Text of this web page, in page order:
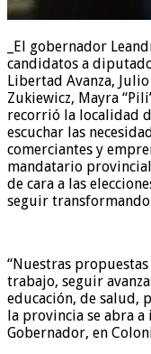
_El gobernador
candidatos a
Libertad Avanza,
Zukiewicz, Mayra
recorrió la localidad
escuchar las
comerciantes y
mandatario
de cara a las
seguir transformando
“Nuestras
trabajo, seguir
educación, de salud,
la provincia se abra a
Gobernador, en